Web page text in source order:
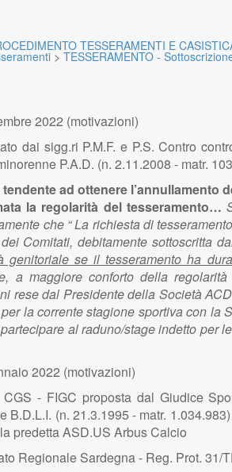
TESSERAMENTI E
> TESSERAMENTO -
2022 (motivazioni)
dai sigg.ri P.M.F. e P.S. Contro
P.A.D. (n. 2.11.2008 - matr.
ad ottenere l’annullamento
la regolarità del tesseramento…
che “ La richiesta di
Comitati, debitamente sottoscritta
genitoriale se il tesseramento ha
a maggiore conforto della
rese dal Presidente della Società
la corrente stagione sportiva con
al raduno/stage indetto per
2022 (motivazioni)
- FIGC proposta dal Giudice
(n. 21.3.1995 - matr.
predetta ASD.US Arbus Calcio
Regionale Sardegna - Reg. Prot. 31/